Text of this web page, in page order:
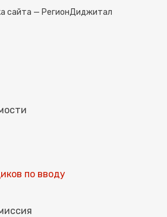
сайта — РегионДиджитал
по вводу